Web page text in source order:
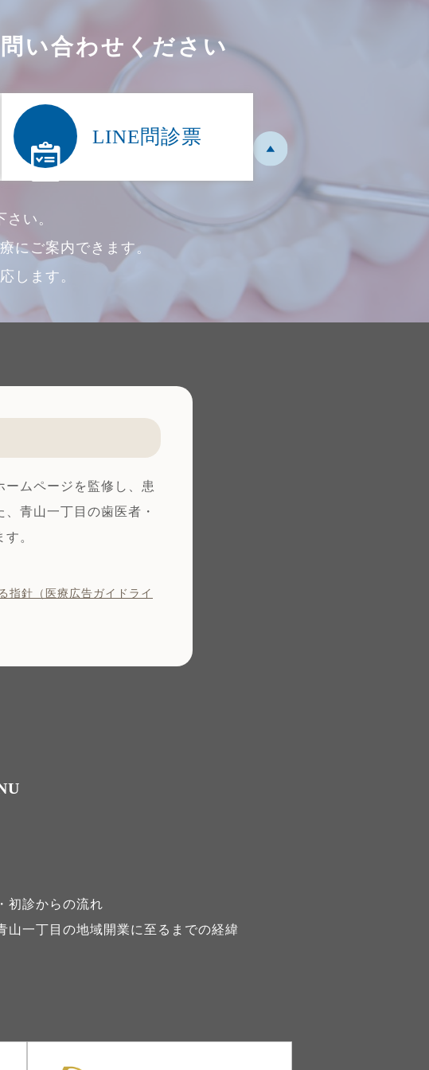
い合わせください
LINE問診票
い。
にご案内できます。
します。
ムページを監修し、患
青山一丁目の歯医者・
。
指針（医療広告ガイドライ
初診からの流れ
山一丁目の地域開業に至るまでの経緯